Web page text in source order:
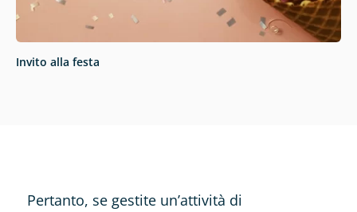
Invito alla festa
Pertanto, se gestite un’attività di